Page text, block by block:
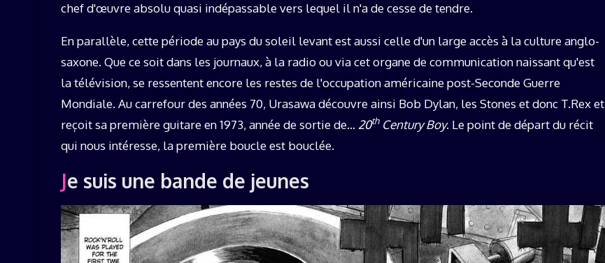
chef d'œuvre absolu quasi indépassable vers lequel il n'a de cesse de tendre.
En parallèle, cette période au pays du soleil levant est aussi celle d'un large accès à la culture anglo-
saxone. Que ce soit dans les journaux, à la radio ou via cet organe de communication naissant qu'est
la télévision, se ressentent encore les restes de l'occupation américaine post-Seconde Guerre
Mondiale. Au carrefour des années 70, Urasawa découvre ainsi Bob Dylan, les Stones et donc T.Rex et
reçoit sa première guitare en 1973, année de sortie de… 20thCentury Boy. Le point de départ du récit
qui nous intéresse, la première boucle est bouclée.
Je suis une bande de jeunes